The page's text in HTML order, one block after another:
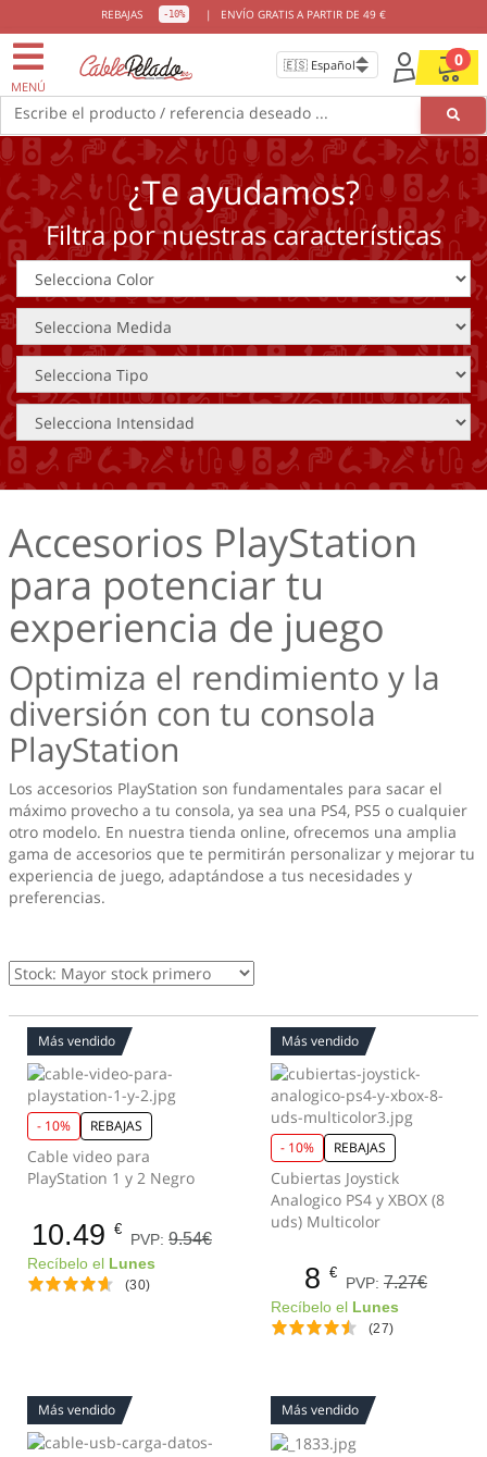
REBAJAS -10% | ENVÍO GRATIS A PARTIR DE 49 €
MENÚ
0
Escribe el producto / referencia deseado ...
¿Te ayudamos?
Filtra por nuestras características
Accesorios PlayStation
para potenciar tu
experiencia de juego
Optimiza el rendimiento y la
diversión con tu consola
PlayStation
Los accesorios PlayStation son fundamentales para sacar el
máximo provecho a tu consola, ya sea una PS4, PS5 o cualquier
otro modelo. En nuestra tienda online, ofrecemos una amplia
gama de accesorios que te permitirán personalizar y mejorar tu
experiencia de juego, adaptándose a tus necesidades y
preferencias.
Más vendido
- 10% REBAJAS
Cable video para
PlayStation 1 y 2 Negro
10.49 €
PVP: 9.54€
Recíbelo el Lunes
(30)
Más vendido
- 10% REBAJAS
Cubiertas Joystick
Analogico PS4 y XBOX (8
uds) Multicolor
8 €
PVP: 7.27€
Recíbelo el Lunes
(27)
Más vendido Más vendido